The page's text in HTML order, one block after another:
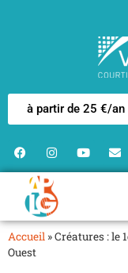
à partir de 25 €/an
Accueil »Créatures : le
Ouest